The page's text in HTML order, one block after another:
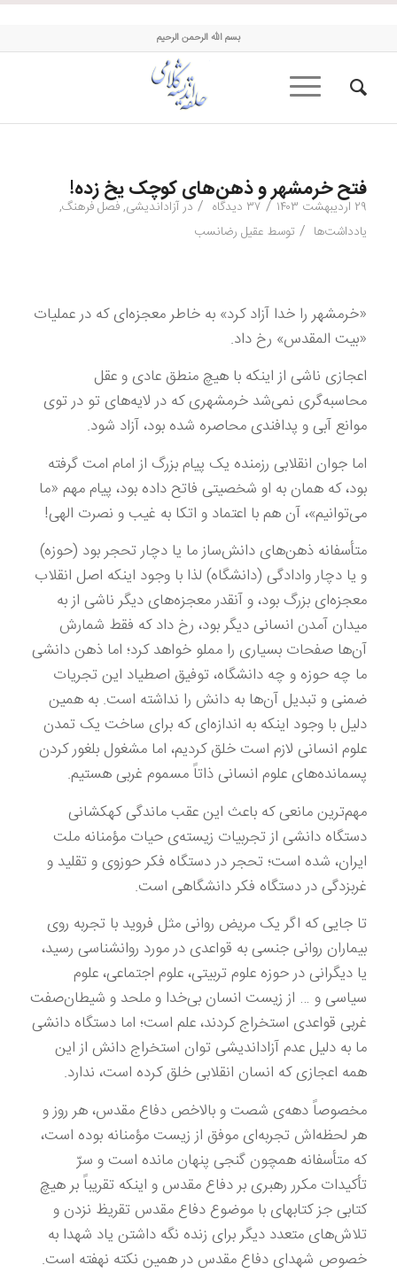
حلقه اندیشه کلامی
بسم الله الرحمن الرحیم
فتح خرمشهر و ذهن‌های کوچک یخ زده!
۲۹ اردیبهشت ۱۴۰۳ / ۳۷ دیدگاه / در آزاداندیشی,فصل فرهنگ,
یادداشت‌ها / توسط عقیل رضانسب
«خرمشهر را خدا آزاد کرد» به خاطر معجزه‌ای که در عملیات
«بیت المقدس» رخ داد.
اعجازی ناشی از اینکه با هیچ منطق عادی و عقل
محاسبه‌‌گری نمی‌شد خرمشهری که در لایه‌های تو در توی
موانع آبی و پدافندی محاصره شده بود، آزاد شود.
اما جوان انقلابی رزمنده یک پیام بزرگ از امام امت گرفته
بود، که همان به او شخصیتی فاتح داده بود، پیام مهم «ما
می‌توانیم»، آن هم با اعتماد و اتکا به غیب و نصرت الهی!
متأسفانه ذهن‌های دانش‌ساز ما یا دچار تحجر بود (حوزه)
و یا دچار وادادگی (دانشگاه) لذا با وجود اینکه اصل انقلاب
معجزه‌ای بزرگ بود، و آنقدر معجزه‌های دیگر ناشی از به
میدان آمدن انسانی دیگر بود، رخ داد که فقط شمارش
آن‌ها صفحات بسیاری را مملو خواهد کرد؛ اما ذهن دانشی
ما چه حوزه و چه دانشگاه، توفیق اصطیاد این تجریات
ضمنی و تبدیل آن‌ها به دانش را نداشته است. به همین
دلیل با وجود اینکه به اندازه‌ای که برای ساخت یک تمدن
علوم انسانی لازم است خلق کردیم، اما مشغول بلغور کردن
پسمانده‌های علوم انسانی ذاتاً مسموم غربی هستیم.
مهم‌ترین مانعی که باعث این عقب ماندگی کهکشانی
دستگاه دانشی از تجربیات زیسته‌ی حیات مؤمنانه ملت
ایران، شده است؛ تحجر در دستگاه فکر حوزوی و تقلید و
غربزدگی در دستگاه فکر دانشگاهی است.
تا جایی که اگر یک مریض روانی مثل فروید با تجربه روی
بیماران روانی جنسی به قواعدی در مورد روانشناسی رسید،
یا دیگرانی در حوزه علوم تربیتی، علوم اجتماعی، علوم
سیاسی و … از زیست انسان بی‌خدا و ملحد و شیطان‌صفت
غربی قواعدی استخراج کردند، علم است؛ اما دستگاه دانشی
ما به دلیل عدم آزاداندیشی توان استخراج دانش از این
همه اعجازی که انسان انقلابی خلق کرده است، ندارد.
مخصوصاً دهه‌ی شصت و بالاخص دفاع مقدس، هر روز و
هر لحظه‌اش تجربه‌ای موفق از زیست مؤمنانه بوده است،
که متأسفانه همچون گنجی پنهان مانده‌ است و سرّ
تأکیدات مکرر رهبری بر دفاع مقدس و اینکه تقریباً بر هیچ
کتابی جز کتابهای با موضوع دفاع مقدس تقریظ نزدن و
تلاش‌های متعدد دیگر برای زنده نگه داشتن یاد شهدا به
خصوص شهدای دفاع مقدس در همین نکته نهفته است.